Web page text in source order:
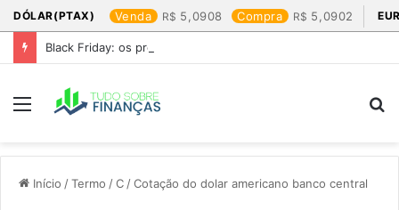
DÓLAR(PTAX) Venda 5,0908 Compra 5,0902
Black Friday: os produtos que mais valem a pena
Menu
Início /Termo /C /Cotação do dolar americano banco central​